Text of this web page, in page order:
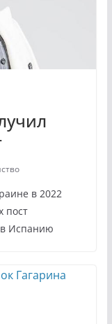
в 2022
пост
в Испанию